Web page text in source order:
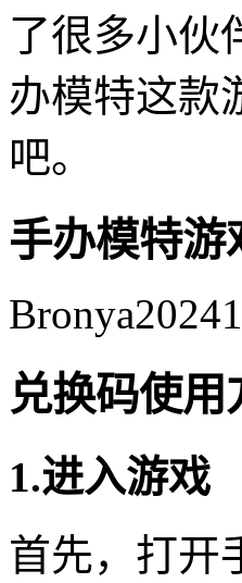
了很多小伙
办模特这款
吧。
手办模特游
兑换码使用
1.进入游戏
首先，打开